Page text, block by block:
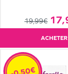
19,99€
ACHETER